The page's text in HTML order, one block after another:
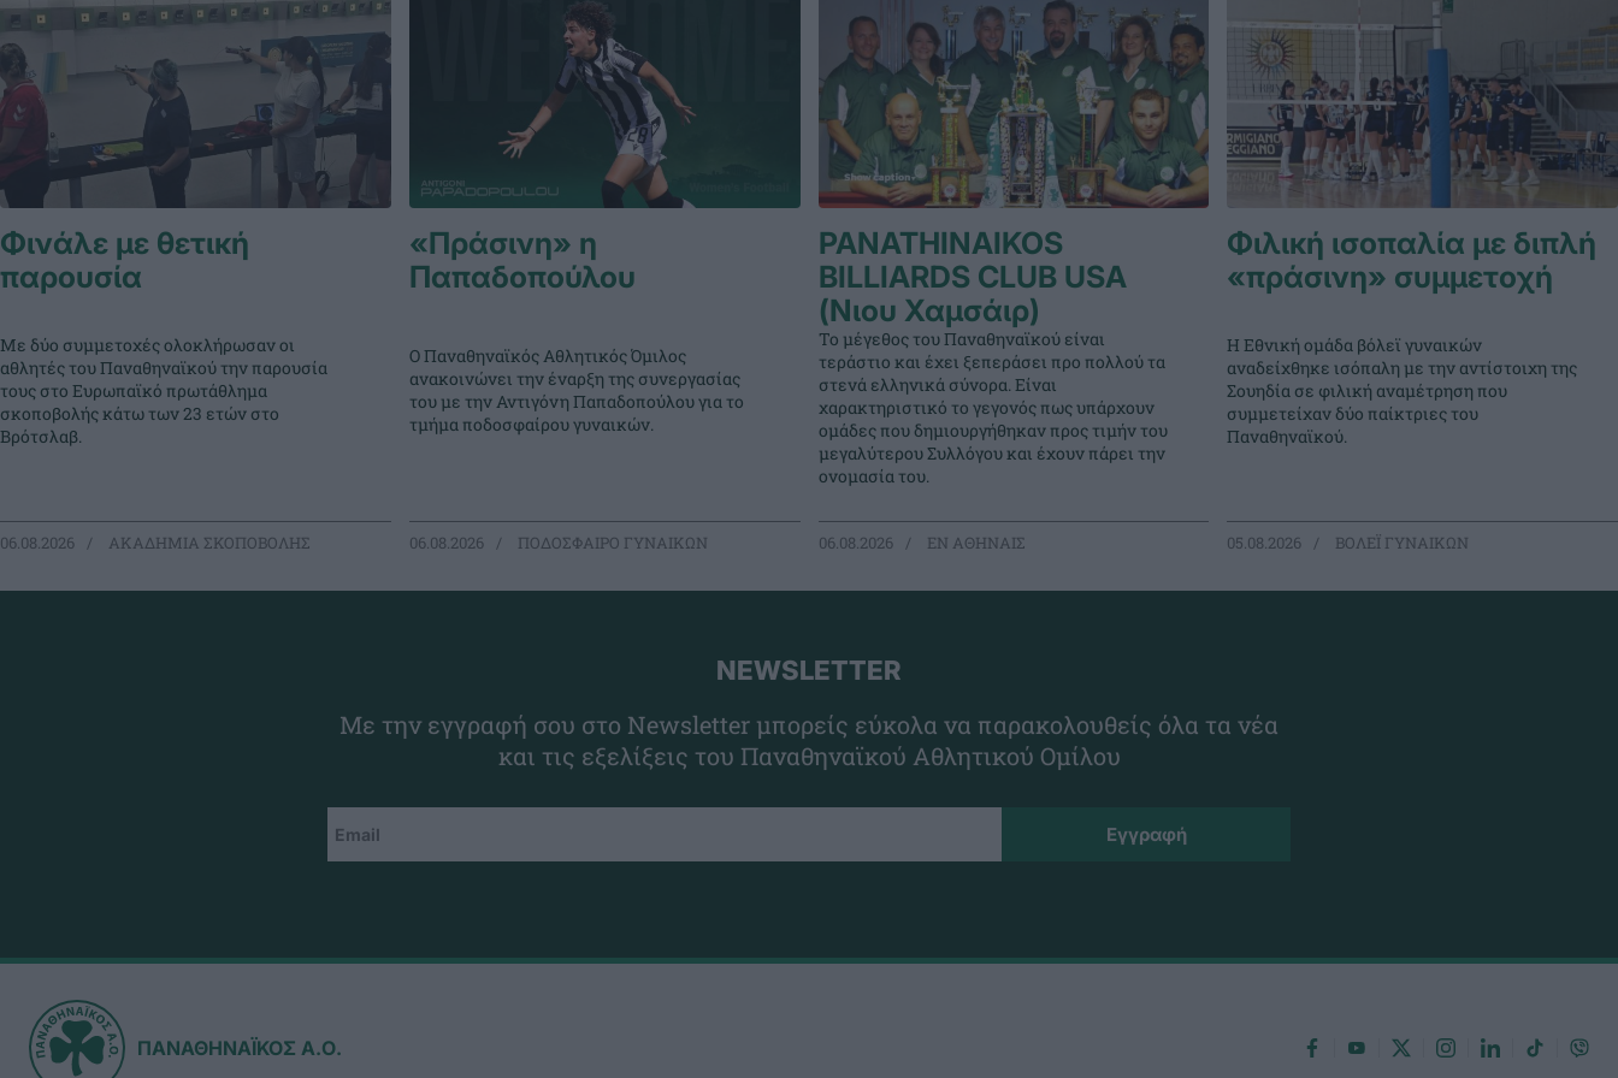
Φινάλε με θετική
παρουσία
Με δύο συμμετοχές ολοκλήρωσαν οι
αθλητές του Παναθηναϊκού την παρουσία
τους στο Ευρωπαϊκό πρωτάθλημα
σκοποβολής κάτω των 23 ετών στο
Βρότσλαβ.
06.08.2026 ΑΚΑΔΗΜΙΑ ΣΚΟΠΟΒΟΛΗΣ
«Πράσινη» η
Παπαδοπούλου
Ο Παναθηναϊκός Αθλητικός Όμιλος
ανακοινώνει την έναρξη της συνεργασίας
του με την Αντιγόνη Παπαδοπούλου για το
τμήμα ποδοσφαίρου γυναικών.
06.08.2026 ΠΟΔΟΣΦΑΙΡΟ ΓΥΝΑΙΚΩΝ
PANATHINAIKOS
BILLIARDS CLUB USA
(Νιου Χαμσάιρ)
Το μέγεθος του Παναθηναϊκού είναι
τεράστιο και έχει ξεπεράσει προ πολλού τα
στενά ελληνικά σύνορα. Είναι
χαρακτηριστικό το γεγονός πως υπάρχουν
ομάδες που δημιουργήθηκαν προς τιμήν του
μεγαλύτερου Συλλόγου και έχουν πάρει την
ονομασία του.
06.08.2026 EΝ ΑΘΗΝΑΙΣ
Φιλική ισοπαλία με διπλή
«πράσινη» συμμετοχή
Η Εθνική ομάδα βόλεϊ γυναικών
αναδείχθηκε ισόπαλη με την αντίστοιχη της
Σουηδία σε φιλική αναμέτρηση που
συμμετείχαν δύο παίκτριες του
Παναθηναϊκού.
05.08.2026 ΒΟΛΕΪ ΓΥΝΑΙΚΩΝ
NEWSLETTER
Με την εγγραφή σου στο Newsletter μπορείς εύκολα να παρακολουθείς όλα τα νέα
και τις εξελίξεις του Παναθηναϊκού Αθλητικού Ομίλου
ΠΑΝΑΘΗΝΑΪΚΟΣ Α.Ο.